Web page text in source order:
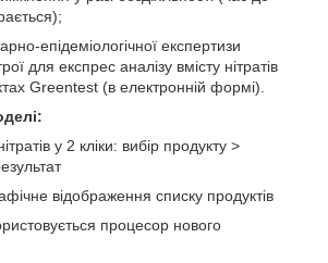
епідеміологічної експертизи
для експрес аналізу вмісту нітратів
Greentest (в електронній формі).
у 2 кліки: вибір продукту >
відображення списку продуктів
процесор нового